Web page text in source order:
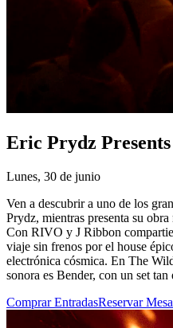
Eric Prydz
Lunes, 30 de junio
Ven a descubrir a uno de los
Prydz, mientras presenta su
Con RIVO y J Ribbon
viaje sin frenos por el house
electrónica cósmica. En The
sonora es Bender, con un set
Comprar EntradasReservar Mesa